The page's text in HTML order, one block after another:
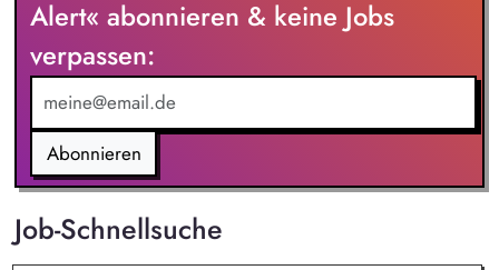
unseres pädagogischen Schwerpunkts Orientierung am
Leitbild und den Grundsätzen der AWO
Alert« abonnieren & keine Jobs
verpassen:
Abonnieren
Job-Schnellsuche